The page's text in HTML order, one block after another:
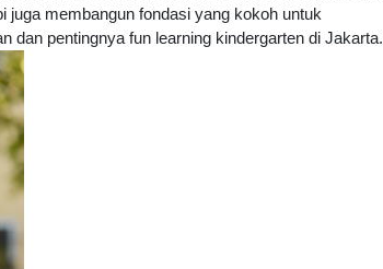
juga membangun fondasi yang kokoh untuk
dan pentingnya fun learning kindergarten di Jakarta.